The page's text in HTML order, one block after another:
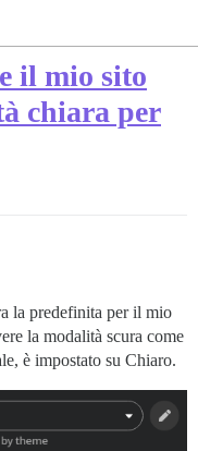
il mio sito
chiara per
la predefinita per il mio
la modalità scura come
è impostato su Chiaro.